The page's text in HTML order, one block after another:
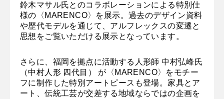
鈴木マサル氏とのコラボレーションによる特別仕
様の〈MARENCO〉を展示。過去のデザイン資料
や歴代モデルを通じて、アルフレックスの変遷と
思想をご覧いただける展示となっています。
さらに、福岡を拠点に活動する人形師 中村弘峰氏
（中村人形 四代目） が〈MARENCO〉をモチー
フに制作した特別アートピースも登場。家具とア
ート、伝統工芸が交差する地域ならではの企画を